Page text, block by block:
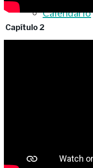
Calendario
Capítulo 2